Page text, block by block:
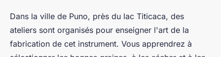
Dans la ville de Puno, près du lac Titicaca, des
ateliers sont organisés pour enseigner l'art de la
fabrication de cet instrument. Vous apprendrez à